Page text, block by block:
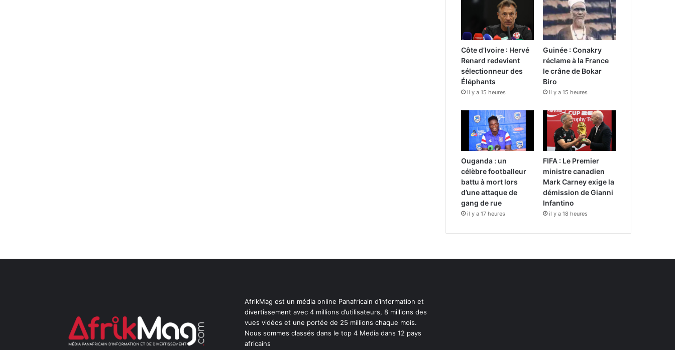
Côte d’Ivoire : Hervé
Renard redevient
sélectionneur des
Éléphants
il y a 15 heures
Guinée : Conakry
réclame à la France
le crâne de Bokar
Biro
il y a 15 heures
Ouganda : un
célèbre footballeur
battu à mort lors
d’une attaque de
gang de rue
il y a 17 heures
FIFA : Le Premier
ministre canadien
Mark Carney exige la
démission de Gianni
Infantino
il y a 18 heures
AfrikMag est un média online Panafricain d’information et
divertissement avec 4 millions d’utilisateurs, 8 millions des
vues vidéos et une portée de 25 millions chaque mois.
Nous sommes classés dans le top 4 Media dans 12 pays
africains